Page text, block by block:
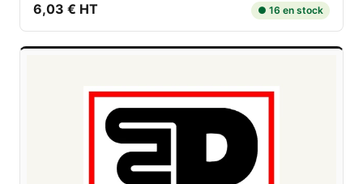
6,03 € HT ● 16 en stock